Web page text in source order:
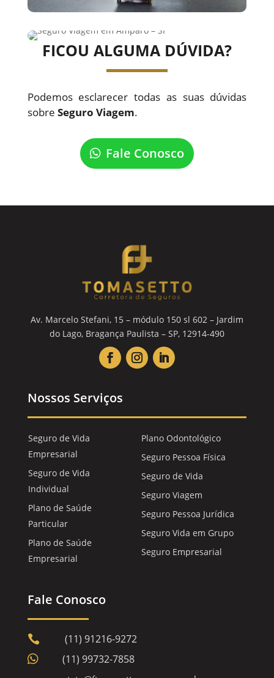
FICOU ALGUMA DÚVIDA?
Podemos esclarecer todas as suas dúvidas
sobre Seguro Viagem.
Fale Conosco
Av. Marcelo Stefani, 15 – módulo 150 sl 602 – Jardim
do Lago, Bragança Paulista – SP, 12914-490
Nossos Serviços
Seguro de Vida
Empresarial
Seguro de Vida
Individual
Plano de Saúde
Particular
Plano de Saúde
Empresarial
Plano Odontológico
Seguro Pessoa Física
Seguro de Vida
Seguro Viagem
Seguro Pessoa Jurídica
Seguro Vida em Grupo
Seguro Empresarial
Fale Conosco
 (11) 91216-9272
 (11) 99732-7858